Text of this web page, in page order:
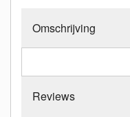
Omschrijving
Reviews